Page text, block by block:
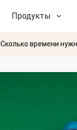
Продукты
Сколько времени